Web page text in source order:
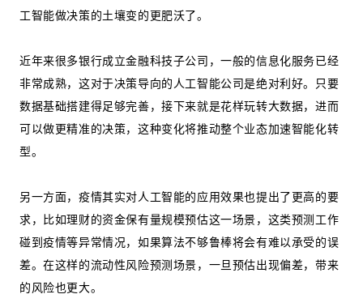
工智能做决策的土壤变的更肥沃了。
近年来很多银行成立金融科技子公司，一般的信息化服务已经
非常成熟，这对于决策导向的人工智能公司是绝对利好。只要
数据基础搭建得足够完善，接下来就是花样玩转大数据，进而
可以做更精准的决策，这种变化将推动整个业态加速智能化转
型。
另一方面，疫情其实对人工智能的应用效果也提出了更高的要
求，比如理财的资金保有量规模预估这一场景，这类预测工作
碰到疫情等异常情况，如果算法不够鲁棒将会有难以承受的误
差。在这样的流动性风险预测场景，一旦预估出现偏差，带来
的风险也更大。